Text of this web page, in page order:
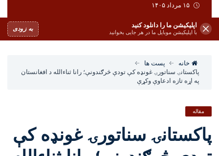
۱۵ مرداد ۱۴۰۵
اپلیکیشن ما را دانلود کنید
با اپلیکیشن موبایل ما در هر جایی بخوانید
به زودی
خانه
پست ها
پاکستانۍ سناتورۍ غونډه کې تودې څرګندونې؛ رانا ثناءالله د افغانستان
په اړه تازه ادعاوې وکړې
مقاله
پاکستانۍ سناتورۍ غونډه کې